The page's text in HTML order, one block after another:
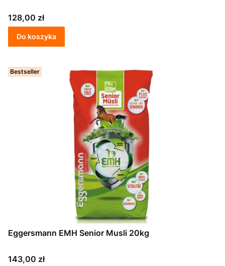
Cena
128,00 zł
Do koszyka
Bestseller
Eggersmann EMH Senior Musli 20kg
Cena
143,00 zł